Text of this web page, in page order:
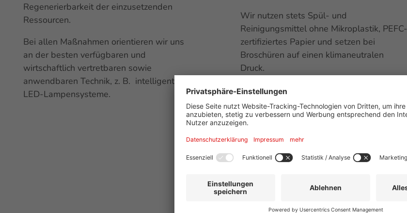
Regenerierbarkeit der einzusetzenden
Ressourcen.
Bei allen Maßnahmen orientieren wir uns
an der besten verfügbaren und
wirtschaftlich vertretbaren sowie
anwendbaren Technik, z. B. intelligente
LED-Lampensysteme.
Wir nutzen stets Spül- und
Reinigungsmittel ohne Mikroplastik, PEFC-
zertifiziertes Papier und setzen bei
Broschüren auf einen klimaneutralen
Druck.